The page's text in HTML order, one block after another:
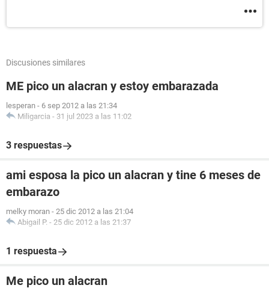
Discusiones similares
ME pico un alacran y estoy embarazada
lesperan - 6 sep 2012 a las 21:34
Miligarcia - 31 jul 2023 a las 11:02
3 respuestas
ami esposa la pico un alacran y tine 6 meses de
embarazo
melky moran - 25 dic 2012 a las 21:04
Abigail P. - 25 dic 2012 a las 21:37
1 respuesta
Me pico un alacran